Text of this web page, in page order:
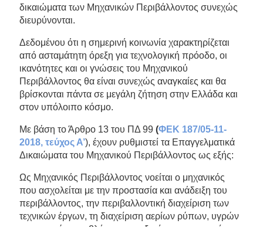
δικαιώματα των Μηχανικών Περιβάλλοντος συνεχώς
διευρύνονται.
Δεδομένου ότι η σημερινή κοινωνία χαρακτηρίζεται
από ασταμάτητη όρεξη για τεχνολογική πρόοδο, οι
ικανότητες και οι γνώσεις του Μηχανικού
Περιβάλλοντος θα είναι συνεχώς αναγκαίες και θα
βρίσκονται πάντα σε μεγάλη ζήτηση στην Ελλάδα και
στον υπόλοιπο κόσμο.
Με βάση το Άρθρο 13 του ΠΔ 99 (ΦΕΚ 187/05-11-
2018, τεύχος Α’), έχουν ρυθμιστεί τα Επαγγελματικά
Δικαιώματα του Μηχανικού Περιβάλλοντος ως εξής:
Ως Μηχανικός Περιβάλλοντος νοείται ο μηχανικός
που ασχολείται με την προστασία και ανάδειξη του
περιβάλλοντος, την περιβαλλοντική διαχείριση των
τεχνικών έργων, τη διαχείριση αερίων ρύπων, υγρών